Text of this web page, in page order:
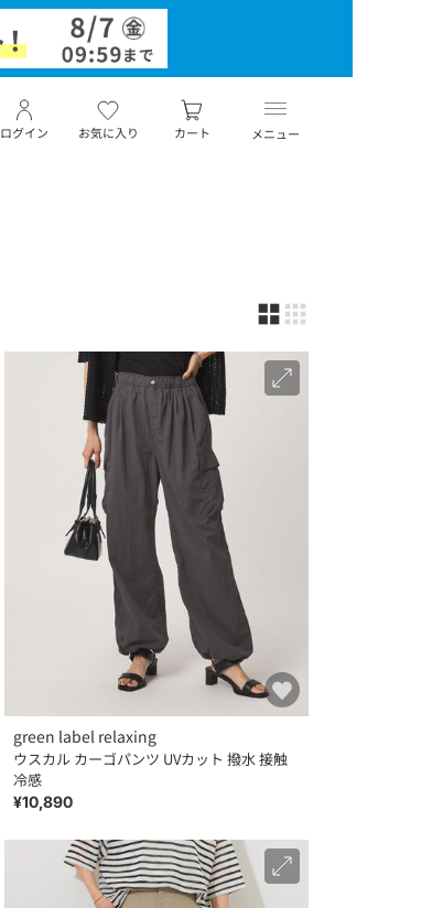
メニュー
お気に入り
ログイン カート
green label relaxing
ウスカル カーゴパンツ UVカット 撥水 接触
冷感
¥10,890